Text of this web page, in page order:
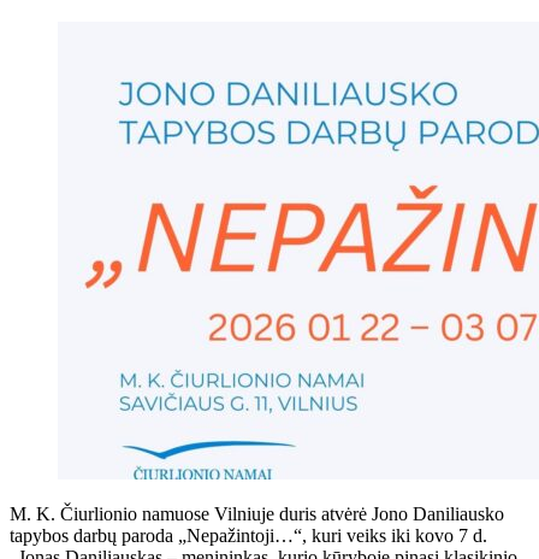
M. K. Čiurlionio namuose Vilniuje duris atvėrė Jono Daniliausko
tapybos darbų paroda „Nepažintoji…“, kuri veiks iki kovo 7 d.